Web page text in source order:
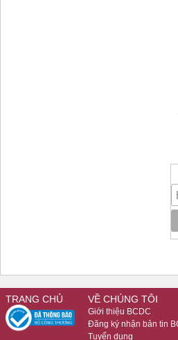
TRANG CHỦ VỀ CHÚNG TÔI
Giới thiệu BCDC
Đăng ký nhận bản tin
Tuyển dụng